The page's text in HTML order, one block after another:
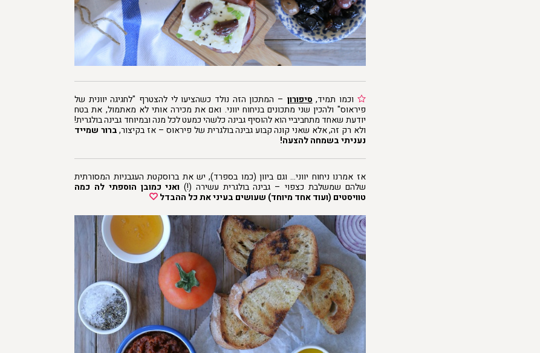
וכמו תמיד,סיפורון – המתכון הזה נולד כשהציעו לי להצטרף "לחגיגה יוונית של
פיראוס" ולהכין שני מתכונים בניחוח יווני. ואם את מכירה אותי לא מאתמול, את בטח
יודעת שאחד מתחביביי הוא להוסיף גבינה כלשהי כמעט לכל מנה ובמיוחד גבינה בולגרית!
ולא רק זה, אלא שאני קונה קבוע גבינה בולגרית של פיראוס – אז בקיצור,ברור שמייד
נעניתי בשמחה להצעה!
אז אמרנו ניחוח יווני… וגם ביוון (כמו בספרד), יש את ברוסקטת העגבניות המסורתית
שלהם שמשלבת כצפוי – גבינה בולגרית עשירה (!) ואני כמובן הוספתי לה כמה
טוויסטים (ועוד אחד מיוחד) שעושים בעיני את כל ההבדל